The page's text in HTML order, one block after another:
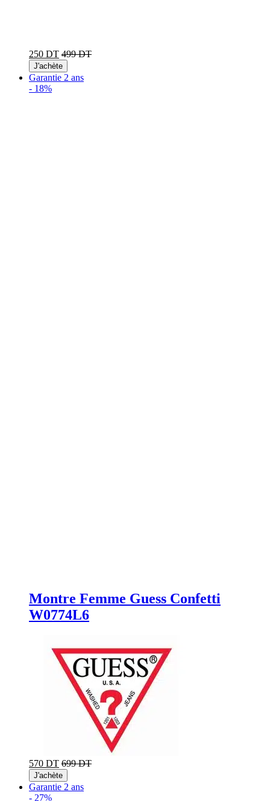
250 DT 499 DT
J'achète
Garantie 2 ans
- 18%
Montre Femme Guess Confetti
W0774L6
570 DT 699 DT
J'achète
Garantie 2 ans
- 27%